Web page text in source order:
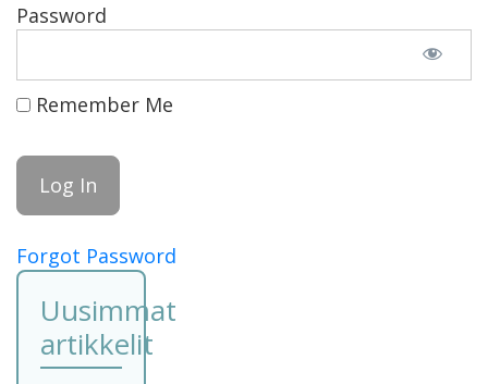
Password
Remember Me
Forgot Password
Uusimmat
artikkelit